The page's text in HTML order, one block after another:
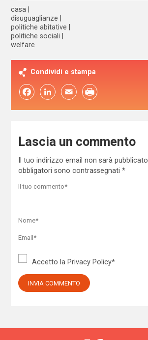
casa
disuguaglianze
politiche abitative
politiche sociali
welfare
Condividi e stampa
FacebookLinkedIn Email
Lascia un commento
Il tuo indirizzo email non sarà pubblicato.
obbligatori sono contrassegnati *
Accetto laPrivacy Policy*